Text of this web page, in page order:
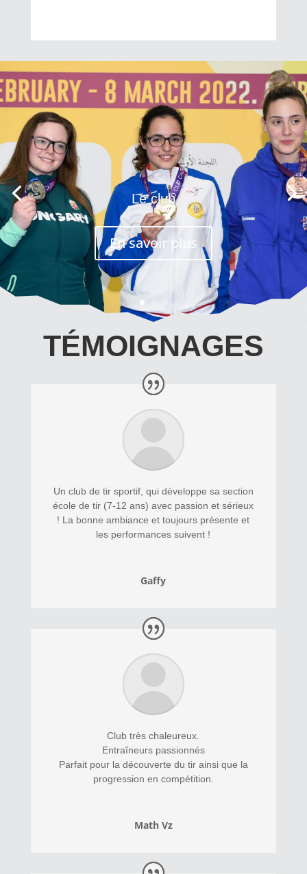
Le club
En savoir plus
TÉMOIGNAGES
Un club de tir sportif, qui développe sa section
école de tir (7-12 ans) avec passion et sérieux
! La bonne ambiance et toujours présente et
les performances suivent !
Gaffy
Club très chaleureux.
Entraîneurs passionnés
Parfait pour la découverte du tir ainsi que la
progression en compétition.
Math Vz